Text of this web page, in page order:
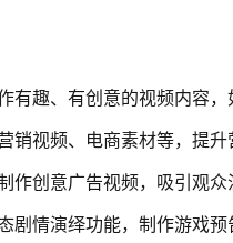
有趣、有创意的视频内容
销视频、电商素材等，提升
作创意广告视频，吸引观众
剧情演绎功能，制作游戏预